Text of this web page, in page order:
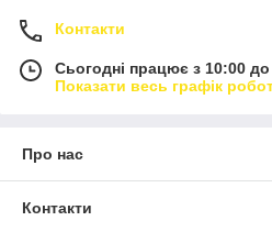
Контакти
Сьогодні працює з 10:00
Показати весь графік
Про нас
Контакти